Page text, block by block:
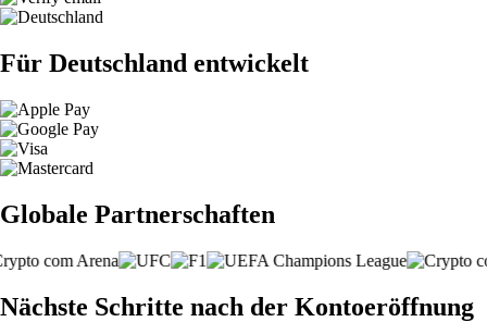
Für Deutschland entwickelt
Globale Partnerschaften
Nächste Schritte nach der Kontoeröffnung